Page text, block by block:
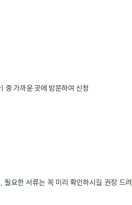
가까운 곳에 방문하여 신청
필요한 서류는 꼭 미리 확인하시길 권장 드려